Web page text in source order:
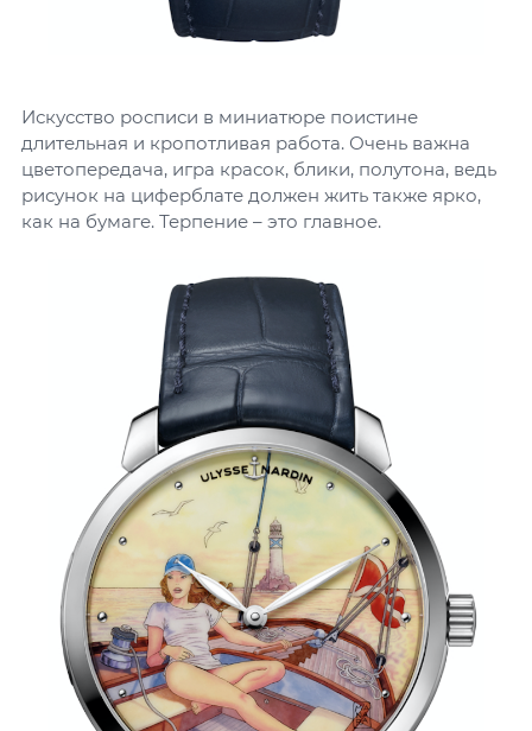
Искусство росписи в миниатюре поистине
длительная и кропотливая работа. Очень важна
цветопередача, игра красок, блики, полутона, ведь
рисунок на циферблате должен жить также ярко,
как на бумаге. Терпение – это главное.